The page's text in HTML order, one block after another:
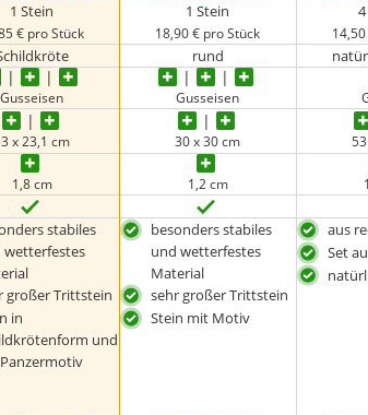
1 Stein
€ pro Stück
1 Stein
18,90 € pro Stück
rund
Gusseisen Gusseisen
x 23,1 cm 30 x 30 cm
1,8 cm 1,2 cm
stabiles
wetterfestes
großer Trittstein
in
und
besonders stabiles
und wetterfestes
Material
sehr großer Trittstein
Stein mit Motiv
aus
Set